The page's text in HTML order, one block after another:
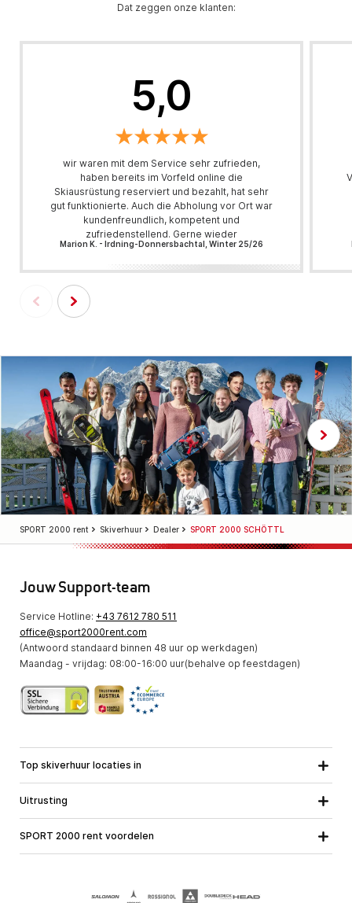
Dat zeggen onze klanten:
5,0
wir waren mit dem Service sehr zufrieden,
haben bereits im Vorfeld online die
Skiausrüstung reserviert und bezahlt, hat sehr
gut funktionierte. Auch die Abholung vor Ort war
kundenfreundlich, kompetent und
zufriedenstellend. Gerne wieder
Marion K. - Irdning-Donnersbachtal, Winter 25/26
SPORT 2000 rent Skiverhuur Dealer SPORT 2000 SCHÖTTL
Jouw Support-team
Service Hotline: +43 7612 780 511
office@sport2000rent.com
(Antwoord standaard binnen 48 uur op werkdagen)
Maandag - vrijdag: 08:00-16:00 uur(behalve op feestdagen)
Top skiverhuur locaties in
Stiermarken
Vorarlberg
Uitrusting
SPORT 2000 rent voordelen